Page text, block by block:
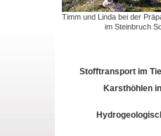
Timm und Linda bei der
im Steinbruch
Stofftransport im
Karsthöhlen